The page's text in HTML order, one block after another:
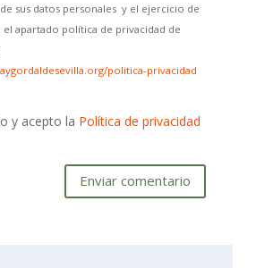
sus datos personales y el ejercicio de
el apartado política de privacidad de
politica-privacidad
y acepto la Política de privacidad
Enviar comentario